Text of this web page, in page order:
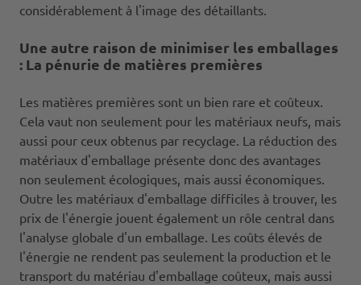
considérablement à l'image des détaillants.
Une autre raison de minimiser les emballages
: La pénurie de matières premières
Les matières premières sont un bien rare et coûteux.
Cela vaut non seulement pour les matériaux neufs, mais
aussi pour ceux obtenus par recyclage. La réduction des
matériaux d'emballage présente donc des avantages
non seulement écologiques, mais aussi économiques.
Outre les matériaux d'emballage difficiles à trouver, les
prix de l'énergie jouent également un rôle central dans
l'analyse globale d'un emballage. Les coûts élevés de
l'énergie ne rendent pas seulement la production et le
transport du matériau d'emballage coûteux, mais aussi